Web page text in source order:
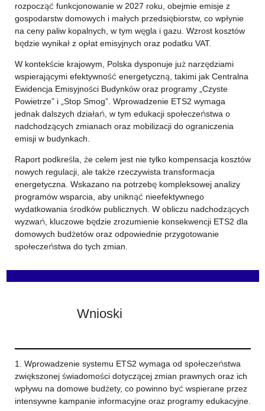
rozpocząć funkcjonowanie w 2027 roku, obejmie emisje z
gospodarstw domowych i małych przedsiębiorstw, co wpłynie
na ceny paliw kopalnych, w tym węgla i gazu. Wzrost kosztów
będzie wynikał z opłat emisyjnych oraz podatku VAT.
W kontekście krajowym, Polska dysponuje już narzędziami
wspierającymi efektywność energetyczną, takimi jak Centralna
Ewidencja Emisyjności Budynków oraz programy „Czyste
Powietrze” i „Stop Smog”. Wprowadzenie ETS2 wymaga
jednak dalszych działań, w tym edukacji społeczeństwa o
nadchodzących zmianach oraz mobilizacji do ograniczenia
emisji w budynkach.
Raport podkreśla, że celem jest nie tylko kompensacja kosztów
nowych regulacji, ale także rzeczywista transformacja
energetyczna. Wskazano na potrzebę kompleksowej analizy
programów wsparcia, aby uniknąć nieefektywnego
wydatkowania środków publicznych. W obliczu nadchodzących
wyzwań, kluczowe będzie zrozumienie konsekwencji ETS2 dla
domowych budżetów oraz odpowiednie przygotowanie
społeczeństwa do tych zmian.
Wnioski
1. Wprowadzenie systemu ETS2 wymaga od społeczeństwa
zwiększonej świadomości dotyczącej zmian prawnych oraz ich
wpływu na domowe budżety, co powinno być wspierane przez
intensywne kampanie informacyjne oraz programy edukacyjne.